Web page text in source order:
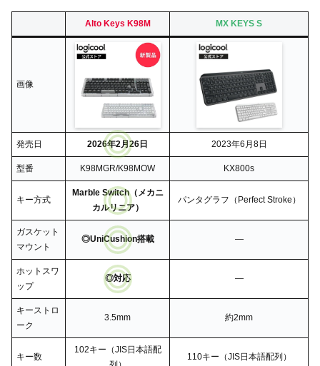
Alto Keys K98M MX KEYS S
画像
発売日 2026年2月26日 2023年6月8日
型番 K98MGR/K98MOW KX800s
キー方式
Marble Switch（メカニ
カルリニア）
パンタグラフ（Perfect Stroke）
ガスケット
マウント
◎UniCushion搭載 ―
ホットスワ
ップ
◎対応 ―
キーストロ
ーク
3.5mm 約2mm
キー数
102キー（JIS日本語配
110キー（JIS日本語配列）